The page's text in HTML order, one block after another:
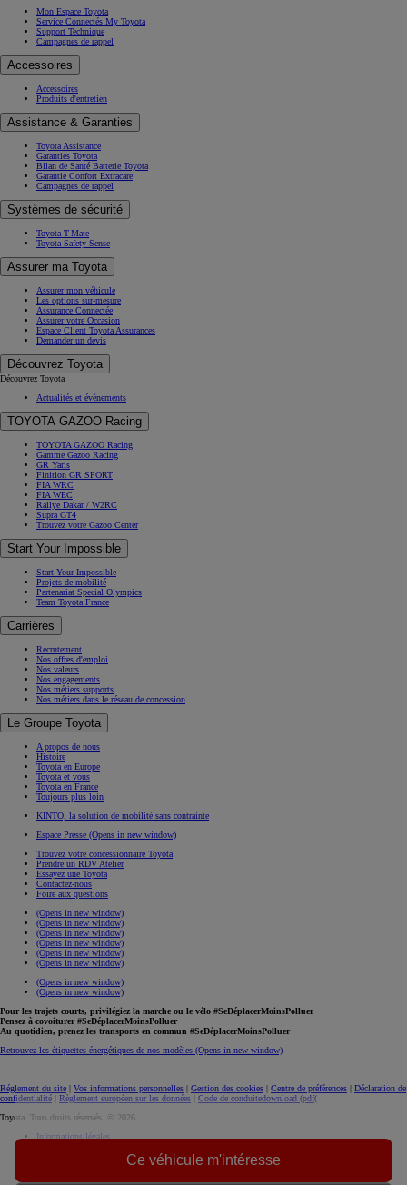
Ce véhicule m'intéresse
Mon Espace Toyota
Service Connectés My Toyota
Support Technique
Campagnes de rappel
Accessoires
Accessoires
Produits d'entretien
Assistance & Garanties
Toyota Assistance
Garanties Toyota
Bilan de Santé Batterie Toyota
Garantie Confort Extracare
Campagnes de rappel
Systèmes de sécurité
Toyota T-Mate
Toyota Safety Sense
Assurer ma Toyota
Assurer mon véhicule
Les options sur-mesure
Assurance Connectée
Assurer votre Occasion
Espace Client Toyota Assurances
Demander un devis
Découvrez Toyota
Découvrez Toyota
Actualités et évènements
TOYOTA GAZOO Racing
TOYOTA GAZOO Racing
Gamme Gazoo Racing
GR Yaris
Finition GR SPORT
FIA WRC
FIA WEC
Rallye Dakar / W2RC
Supra GT4
Trouvez votre Gazoo Center
Start Your Impossible
Start Your Impossible
Projets de mobilité
Partenariat Special Olympics
Team Toyota France
Carrières
Recrutement
Nos offres d'emploi
Nos valeurs
Nos engagements
Nos métiers supports
Nos métiers dans le réseau de concession
Le Groupe Toyota
A propos de nous
Histoire
Toyota en Europe
Toyota et vous
Toyota en France
Toujours plus loin
KINTO, la solution de mobilité sans contrainte
Espace Presse (Opens in new window)
Trouvez votre concessionnaire Toyota
Prendre un RDV Atelier
Essayez une Toyota
Contactez-nous
Foire aux questions
(Opens in new window)
(Opens in new window)
(Opens in new window)
(Opens in new window)
(Opens in new window)
(Opens in new window)
(Opens in new window)
(Opens in new window)
Pour les trajets courts, privilégiez la marche ou le vélo #SeDéplacerMoinsPolluer
Pensez à covoiturer #SeDéplacerMoinsPolluer
Au quotidien, prenez les transports en commun #SeDéplacerMoinsPolluer
Retrouvez les étiquettes énergétiques de nos modèles (Opens in new window)
Réglement du site | Vos informations personnelles | Gestion des cookies | Centre de préférences | Déclaration de
confidentialité | Règlement européen sur les données | Code de conduitedownload (pdf(
Toyota. Tous droits réservés. © 2026
Informations légales